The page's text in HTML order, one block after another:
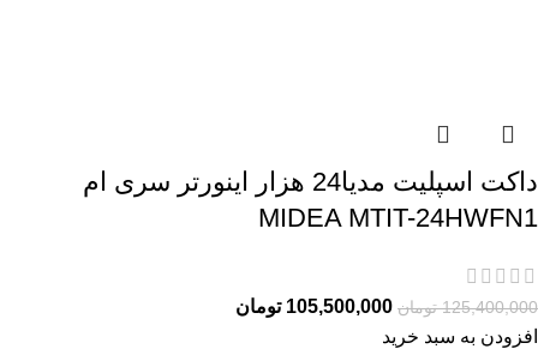
داکت اسپلیت مدیا24 هزار اینورتر سری ام
MIDEA MTIT-24HWFN1
125,400,000 تومان 105,500,000 تومان
افزودن به سبد خرید